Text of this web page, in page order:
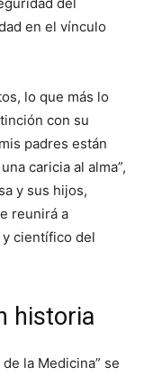
en el vínculo
lo que más lo
con su
padres están
caricia al alma”,
y sus hijos,
reunirá a
científico del
historia
la Medicina” se